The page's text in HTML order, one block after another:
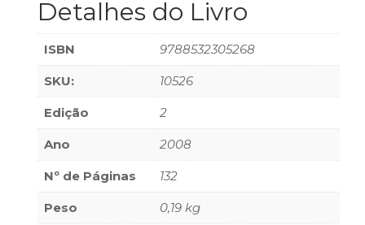
Comunicação
Empresarial
(31)
Filosofia
(63)
Saúde
(132)
Sem
(0)
Detalhes do Livro
ISBN 9788532305268
SKU: 10526
Edição 2
Ano 2008
Nº de Páginas 132
Peso 0,19 kg